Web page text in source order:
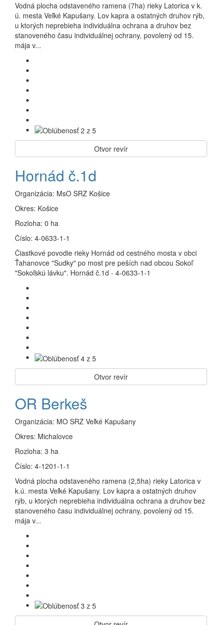
Vodná plocha odstaveného ramena (7ha) rieky Latorica v k.
ú. mesta Veľké Kapušany. Lov kapra a ostatných druhov rýb,
u ktorých neprebieha individuálna ochrana a druhov bez
stanoveného času individuálnej ochrany, povolený od 15.
mája v...
Otvor revír
Hornád č.1d
Organizácia: MsO SRZ Košice
Okres: Košice
Rozloha: 0 ha
Číslo: 4-0633-1-1
Čiastkové povodie rieky Hornád od cestného mosta v obci
Ťahanovce "Sudky" po most pre peších nad obcou Sokoľ
"Sokoľskú lávku". Hornád č.1d - 4-0633-1-1
Otvor revír
OR Berkeš
Organizácia: MO SRZ Veľké Kapušany
Okres: Michalovce
Rozloha: 3 ha
Číslo: 4-1201-1-1
Vodná plocha odstaveného ramena (2,5ha) rieky Latorica v
k.ú. mesta Veľké Kapušany. Lov kapra a ostatných druhov
rýb, u ktorých neprebieha individuálna ochrana a druhov bez
stanoveného času individuálnej ochrany, povolený od 15.
mája v...